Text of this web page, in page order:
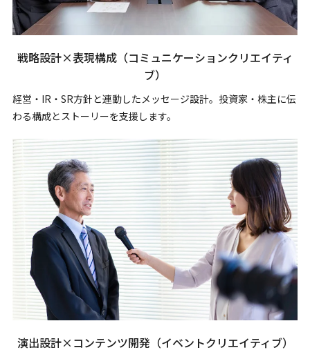
戦略設計×表現構成（コミュニケーションクリエイティ
ブ）
経営・IR・SR方針と連動したメッセージ設計。投資家・株主に伝
わる構成とストーリーを支援します。
演出設計×コンテンツ開発（イベントクリエイティブ）